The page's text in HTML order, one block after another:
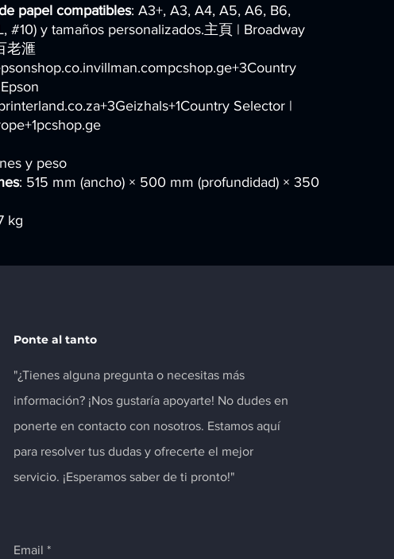
papel compatibles: A3+, A3, A4, A5, A6, B6,
#10) y tamaños personalizados.​主頁 | Broadway
老滙
Selector |
y peso
: 515 mm (ancho) × 500 mm (profundidad) × 350
kg
Ponte al tanto
"¿Tienes alguna pregunta o necesitas más
información? ¡Nos gustaría apoyarte! No dudes en
ponerte en contacto con nosotros. Estamos aquí
para resolver tus dudas y ofrecerte el mejor
servicio. ¡Esperamos saber de ti pronto!"
Email